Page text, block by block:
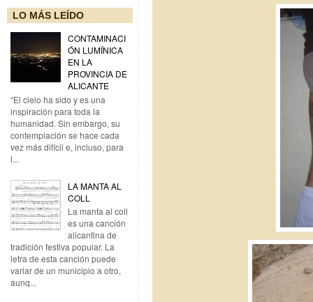
LO MÁS LEÍDO
CONTAMINACI
ÓN LUMÍNICA
EN LA
PROVINCIA DE
ALICANTE
“El cielo ha sido y es una
inspiración para toda la
humanidad. Sin embargo, su
contemplación se hace cada
vez más difícil e, incluso, para
l...
LA MANTA AL
COLL
La manta al coll
es una canción
alicantina de
tradición festiva popular. La
letra de esta canción puede
variar de un municipio a otro,
aunq...